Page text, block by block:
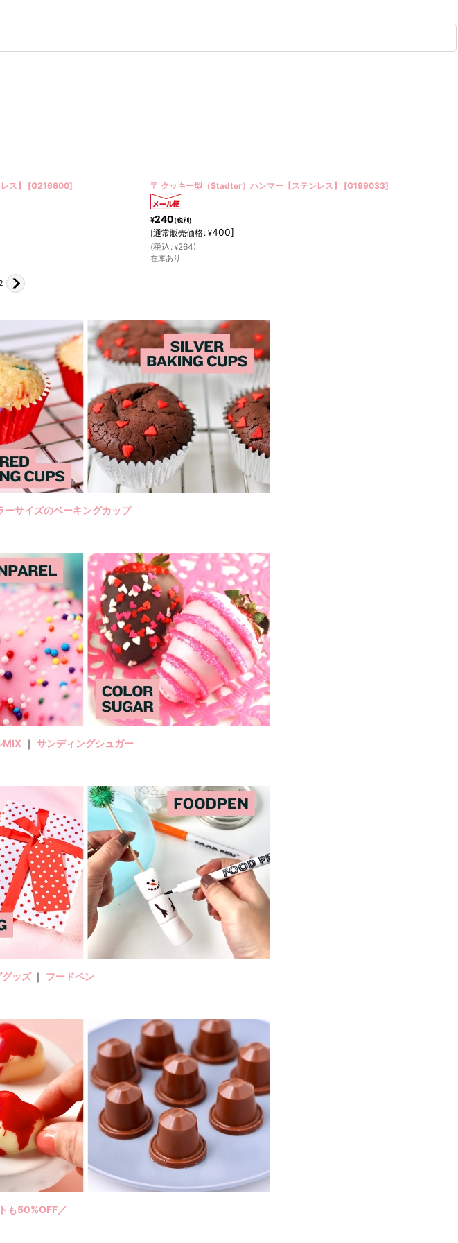
レス】 [G199033 〒 クッキー型（Stadter）長靴【ステンレス】 [G195035]
¥240(税別)
[通常販売価格: ¥400]
(税込 : ¥264)
残りわずか
ーサイズのベーキングカップ
MIX ｜ サンディングシュガー
グッズ ｜ フードペン
も50%OFF／